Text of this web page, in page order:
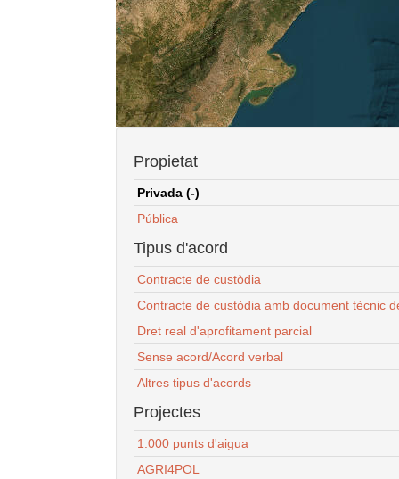
Propietat
Privada (-)
Pública
Tipus d'acord
Contracte de custòdia
Contracte de custòdia amb document tècnic
Dret real d'aprofitament parcial
Sense acord/Acord verbal
Altres tipus d'acords
Projectes
1.000 punts d'aigua
AGRI4POL